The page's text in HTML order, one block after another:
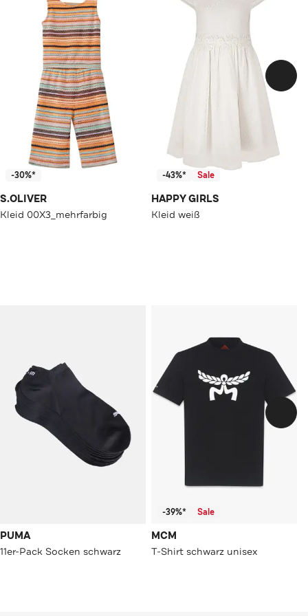
-30%*
S.OLIVER
Kleid 00X3_mehrfarbig
-43%* Sale
HAPPY GIRLS
Kleid weiß
PUMA
11er-Pack Socken schwarz
-39%* Sale
MCM
T-Shirt schwarz unisex